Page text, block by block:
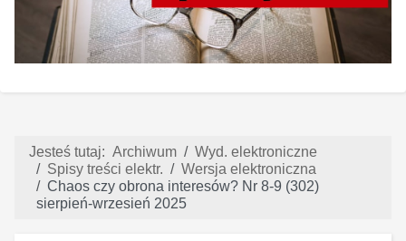
Jesteś tutaj: Archiwum
Wyd. elektroniczne
Spisy treści elektr.
Wersja elektroniczna
Chaos czy obrona interesów? Nr 8-9 (302)
sierpień-wrzesień 2025